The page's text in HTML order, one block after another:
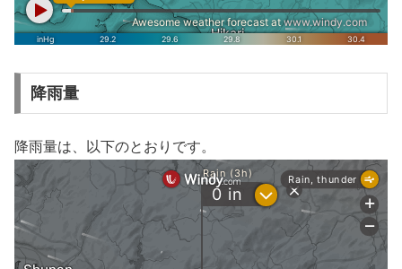
降雨量
降雨量は、以下のとおりです。